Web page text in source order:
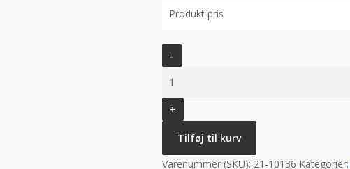
Produkt pris
-
Tilføj til kurv
Varenummer (SKU): 21-10136 Kategorier: